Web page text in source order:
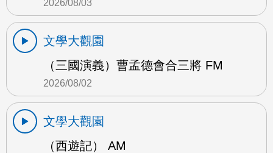
2026/08/03
文學大觀園
（三國演義）曹孟德會合三將 FM
2026/08/02
文學大觀園
（西遊記） AM